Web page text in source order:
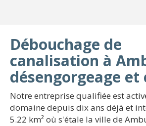
Débouchage de
canalisation à
désengorgeage et
Notre entreprise qualifiée est
domaine depuis dix ans déjà et
5.22 km² où s'étale la ville de